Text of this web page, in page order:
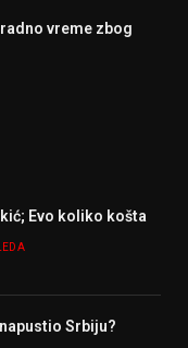
vreme zbog
Evo koliko košta
Srbiju?